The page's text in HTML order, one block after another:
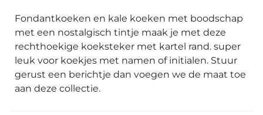
Fondantkoeken en kale koeken met boodschap
met een nostalgisch tintje maak je met deze
rechthoekige koeksteker met kartel rand. super
leuk voor koekjes met namen of initialen. Stuur
gerust een berichtje dan voegen we de maat toe
aan deze collectie.